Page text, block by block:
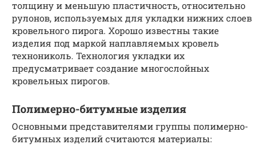
толщину и меньшую пластичность, относительно
рулонов, используемых для укладки нижних слоев
кровельного пирога. Хорошо известны такие
изделия под маркой наплавляемых кровель
технониколь. Технология укладки их
предусматривает создание многослойных
кровельных пирогов.
Полимерно-битумные изделия
Основными представителями группы полимерно-
битумных изделий считаются материалы: